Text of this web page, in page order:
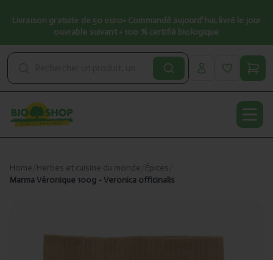
Livraison gratuite de 50 euro• Commandé aujourd’hui, livré le jour
ouvrable suivant • 100 % certifié biologique
Home Herbes et cuisine du monde Épices
Marma Véronique 100g - Veronica officinalis